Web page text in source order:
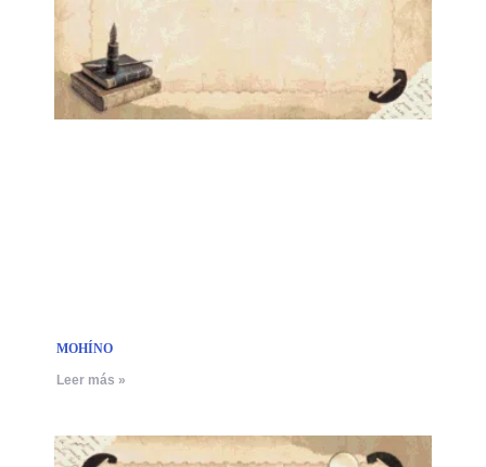
MOHÍNO
Leer más »